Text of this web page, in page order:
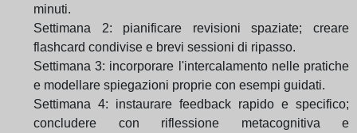
minuti.
Settimana 2: pianificare revisioni spaziate; creare
flashcard condivise e brevi sessioni di ripasso.
Settimana 3: incorporare l'intercalamento nelle pratiche
e modellare spiegazioni proprie con esempi guidati.
Settimana 4: instaurare feedback rapido e specifico;
concludere con riflessione metacognitiva e